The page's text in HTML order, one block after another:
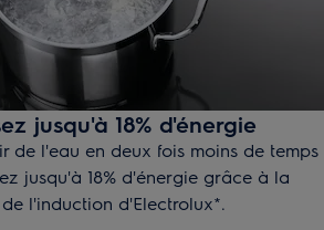
jusqu'à 18% d'énergie
de l'eau en deux fois moins de temps
jusqu'à 18% d'énergie grâce à la
l'induction d'Electrolux*.